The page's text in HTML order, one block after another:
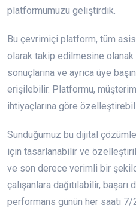
platformumuzu geliştirdik.
Bu çevrimiçi platform, tüm
olarak takip edilmesine olanak
sonuçlarına ve ayrıca üye
erişilebilir. Platformu,
ihtiyaçlarına göre
Sunduğumuz bu dijital
için tasarlanabilir ve
ve son derece verimli bir
çalışanlara dağıtılabilir,
performans günün her saati